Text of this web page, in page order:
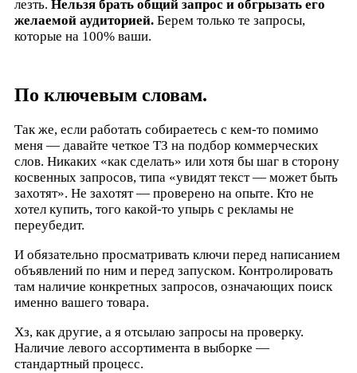
лезть. Нельзя брать общий запрос и обгрызать его
желаемой аудиторией. Берем только те запросы,
которые на 100% ваши.
По ключевым словам.
Так же, если работать собираетесь с кем-то помимо
меня — давайте четкое ТЗ на подбор коммерческих
слов. Никаких «как сделать» или хотя бы шаг в сторону
косвенных запросов, типа «увидят текст — может быть
захотят». Не захотят — проверено на опыте. Кто не
хотел купить, того какой-то упырь с рекламы не
переубедит.
И обязательно просматривать ключи перед написанием
объявлений по ним и перед запуском. Контролировать
там наличие конкретных запросов, означающих поиск
именно вашего товара.
Хз, как другие, а я отсылаю запросы на проверку.
Наличие левого ассортимента в выборке —
стандартный процесс.